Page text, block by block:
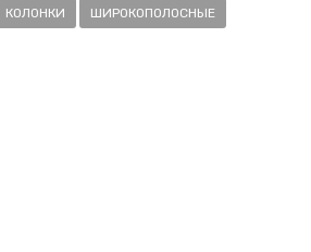
КОЛОНКИ ШИРОКОПОЛОСНЫЕ